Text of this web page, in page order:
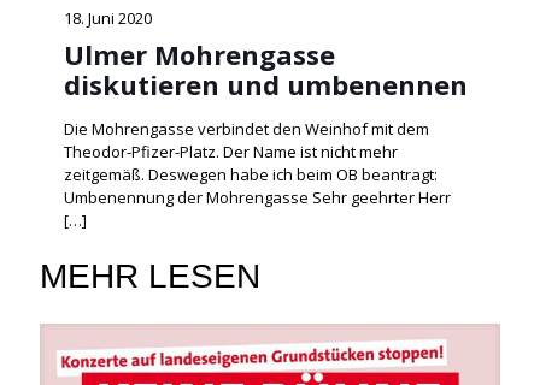
18. Juni 2020
Ulmer Mohrengasse
diskutieren und umbenennen
Die Mohrengasse verbindet den Weinhof mit dem
Theodor-Pfizer-Platz. Der Name ist nicht mehr
zeitgemäß. Deswegen habe ich beim OB beantragt:
Umbenennung der Mohrengasse Sehr geehrter Herr
[…]
MEHR LESEN